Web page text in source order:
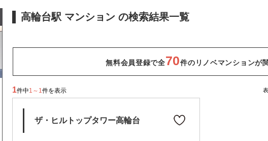
高輪台駅 マンション の検索結果一覧
無料会員登録で全70件のリノベマンションが
1件中1～1件を表示
ザ・ヒルトップタワー高輪台